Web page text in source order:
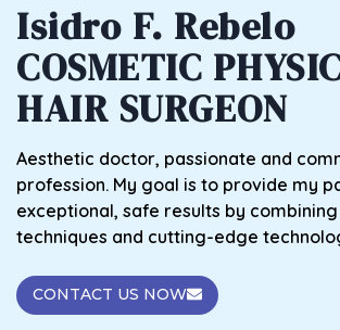
Isidro F. Rebelo
COSMETIC
HAIR SURGEON
Aesthetic doctor, passionate and
profession. My goal is to provide my
exceptional, safe results by
techniques and cutting-edge
CONTACT US NOW